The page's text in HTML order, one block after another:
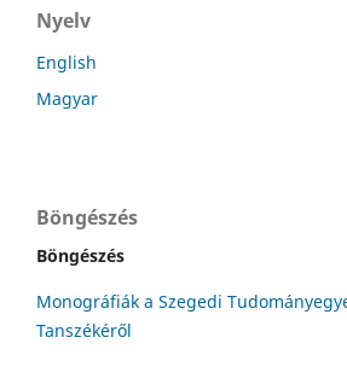
Nyelv
English
Magyar
Böngészés
Böngészés
Monográfiák a Szegedi
Tanszékéről